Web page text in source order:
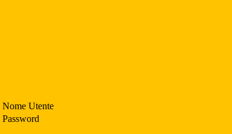
Nome Utente
Password